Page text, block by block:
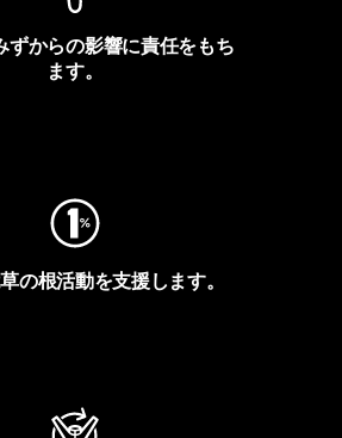
ずからの影響に責任をもち
ます。
の根活動を支援します。